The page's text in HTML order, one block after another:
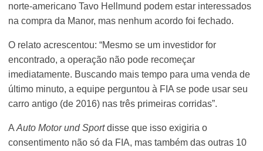
norte-americano Tavo Hellmund podem estar interessados
na compra da Manor, mas nenhum acordo foi fechado.
O relato acrescentou: “Mesmo se um investidor for
encontrado, a operação não pode recomeçar
imediatamente. Buscando mais tempo para uma venda de
último minuto, a equipe perguntou à FIA se pode usar seu
carro antigo (de 2016) nas três primeiras corridas”.
AAuto Motor und Sportdisse que isso exigiria o
consentimento não só da FIA, mas também das outras 10